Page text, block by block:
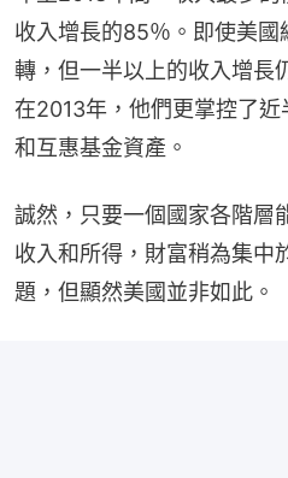
收入增長的85％。即使美
轉，但一半以上的收入增長
在2013年，他們更掌控了
和互惠基金資產。
誠然，只要一個國家各階層
收入和所得，財富稍為集中
題，但顯然美國並非如此。